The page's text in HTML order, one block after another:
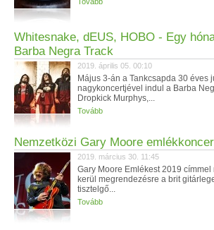
Whitesnake, dEUS, HOBO - Egy
Barba Negra Track
2019. április 05. 00:10
Május 3-án a Tankcsapda 30 éves
nagykoncertjével indul a Barba
Dropkick Murphys,...
Tovább
Nemzetközi Gary Moore
2019. március 30. 11:45
Gary Moore Emlékest 2019
kerül megrendezésre a brit
tisztelgő...
Tovább